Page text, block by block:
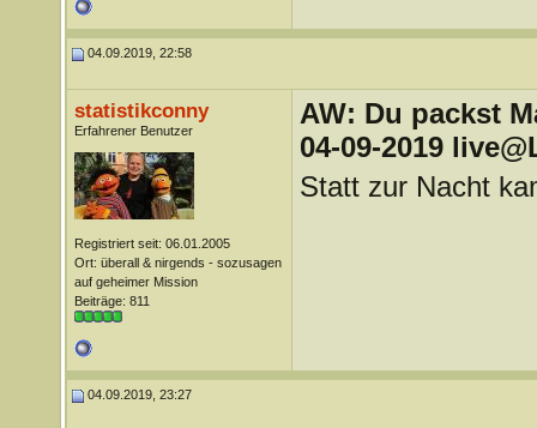
04.09.2019, 22:58
statistikconny
Erfahrener Benutzer
Registriert seit: 06.01.2005
Ort: überall & nirgends - sozusagen
auf geheimer Mission
Beiträge: 811
AW: Du packst
04-09-2019
Statt zur Nacht
04.09.2019, 23:27